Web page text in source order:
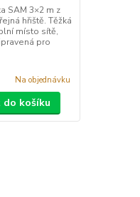
SAM 3×2 m z
hřiště. Těžká
místo sítě,
pro
Na objednávku
do košíku